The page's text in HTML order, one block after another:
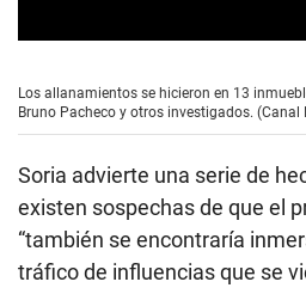
e
c
d
s
o
f
4
i
Los allanamientos se hicieron en 13
Bruno Pacheco y otros investigados. (Canal
Soria advierte una serie de
existen sospechas de que el
“también se encontraría
tráfico de influencias que se